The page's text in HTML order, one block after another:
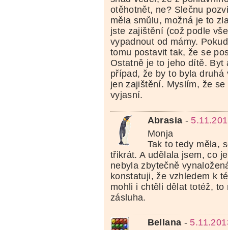
otěhotnět, ne? Slečnu
měla smůlu, možná je to
jste zajištění (což podle
vypadnout od mámy.
tomu postavit tak, že se
Ostatně je to jeho dítě. Byt
případ, že by to byla druhá
jen zajištění. Myslím, že
vyjasní.
Abrasia -
Monja
Tak to tedy měla,
třikrát. A udělala jsem, co
nebyla zbytečně
konstatuji, že vzhledem k
mohli i chtěli dělat totéž, to
zásluha.
Bellana -